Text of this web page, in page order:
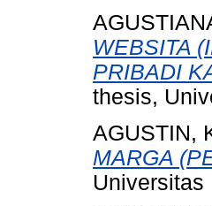
WEBSITA
PRIBADI
thesis,
AGUSTIN,
MARGA
Universitas